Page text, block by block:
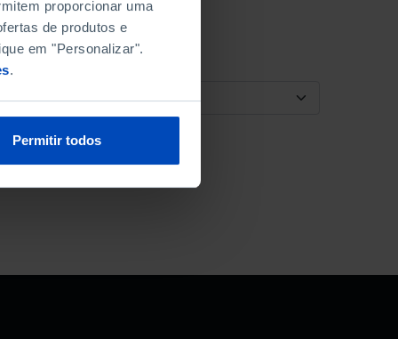
proporcionar uma
de produtos e
em "Personalizar".
.
Permitir todos
ORDENAR POR